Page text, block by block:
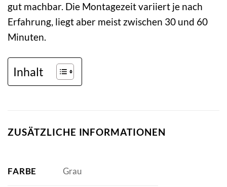
gut machbar. Die Montagezeit variiert je nach
Erfahrung, liegt aber meist zwischen 30 und 60
Minuten.
Inhalt
ZUSÄTZLICHE INFORMATIONEN
FARBE Grau